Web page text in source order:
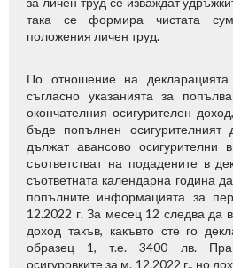
така се формира чистата
положения личен труд.
По отношение на
съгласно указанията за
окончателния осигурителен
бъде попълнен осигурителният
дължат авансово осигурителни
съответстват на подадените в
съответната календарна година
попълните информацията за
12.2022 г. За месец 12 следва да
доход такъв, какъвто сте го
образец 1, т.е. 3400 лв.
осигуровките за м. 12.2022 г., но